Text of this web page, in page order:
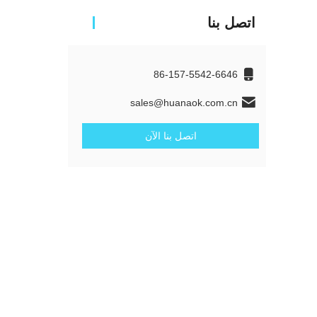
اتصل بنا
86-157-5542-6646
sales@huanaok.com.cn
اتصل بنا الآن